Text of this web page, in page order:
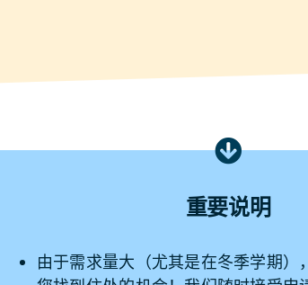
重要说明
由于需求量大（尤其是在冬季学期）